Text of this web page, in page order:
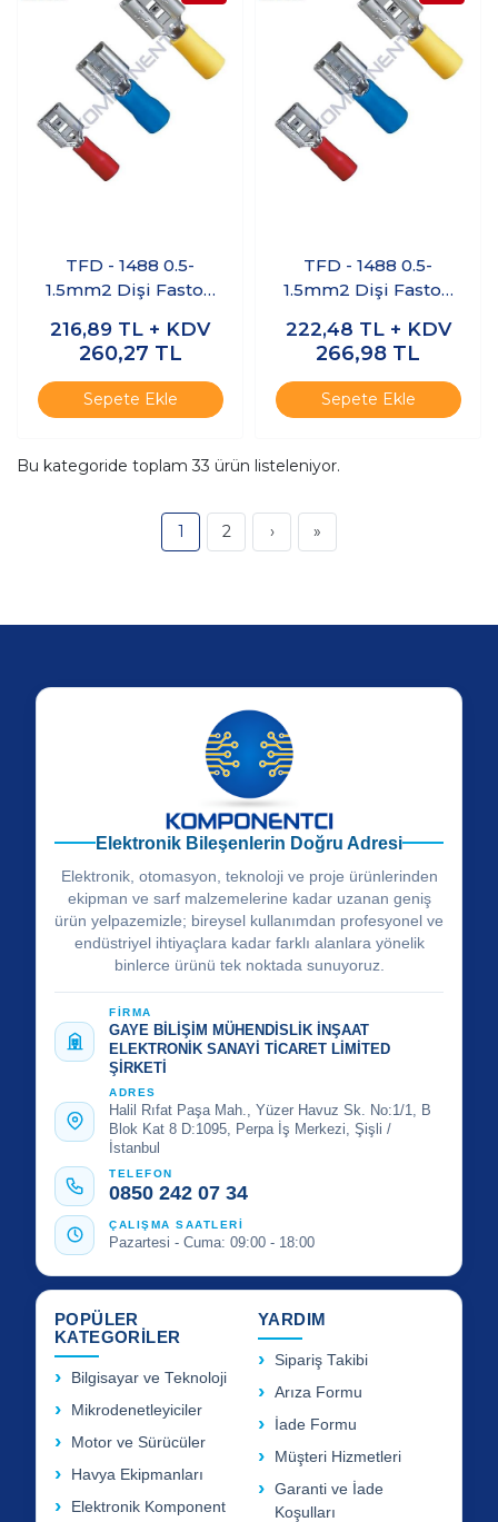
TFD - 1488 0.5-
1.5mm2 Dişi Faston
Ucu Kırmızı - 200
Adet
216,89 TL + KDV
260,27 TL
Sepete Ekle
TFD - 1488 0.5-
1.5mm2 Dişi Faston
Ucu Kırmızı - 200
Adet
222,48 TL + KDV
266,98 TL
Sepete Ekle
Bu kategoride toplam33 ürün listeleniyor.
1 2 › »
Elektronik Bileşenlerin Doğru Adresi
Elektronik, otomasyon, teknoloji ve proje ürünlerinden
ekipman ve sarf malzemelerine kadar uzanan geniş
ürün yelpazemizle; bireysel kullanımdan profesyonel ve
endüstriyel ihtiyaçlara kadar farklı alanlara yönelik
binlerce ürünü tek noktada sunuyoruz.
FİRMA
GAYE BİLİŞİM MÜHENDİSLİK İNŞAAT
ELEKTRONİK SANAYİ TİCARET LİMİTED
ŞİRKETİ
ADRES
Halil Rıfat Paşa Mah., Yüzer Havuz Sk. No:1/1, B
Blok Kat 8 D:1095, Perpa İş Merkezi, Şişli /
İstanbul
TELEFON
0850 242 07 34
ÇALIŞMA SAATLERİ
Pazartesi - Cuma: 09:00 - 18:00
POPÜLER
KATEGORİLER
Bilgisayar ve Teknoloji
Mikrodenetleyiciler
Motor ve Sürücüler
Havya Ekipmanları
Elektronik Komponent
YARDIM
Sipariş Takibi
Arıza Formu
İade Formu
Müşteri Hizmetleri
Garanti ve İade
Koşulları